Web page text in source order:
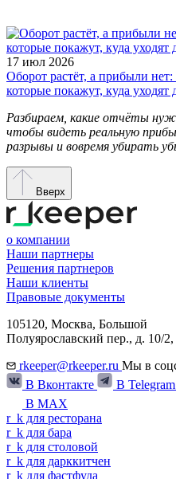
17 июл 2026
Оборот растёт, а прибыли нет:
которые покажут, куда уходят
Разбираем, какие отчёты
чтобы видеть реальную
разрывы и вовремя убирать
Вверх
о компании
Наши партнеры
Решения партнеров
Наши клиенты
Правовые документы
105120, Москва, Большой
Полуярославский пер., д. 10/2,
rkeeper@rkeeper.ru Мы в
В Вконтакте
В Telegram
В MAX
r_ k для ресторана
r_ k для бара
r_ k для столовой
r_ k для дарккитчен
r_ k для фастфуда